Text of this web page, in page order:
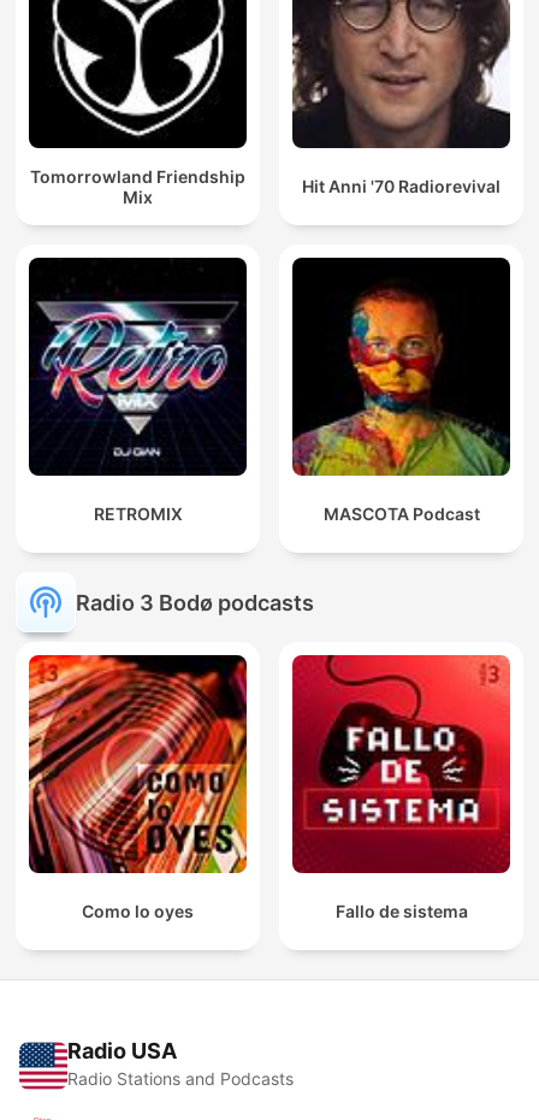
Tomorrowland Friendship
Mix
Hit Anni '70 Radiorevival
RETROMIX MASCOTA Podcast
Radio 3 Bodø podcasts
Como lo oyes Fallo de sistema
Radio USA
Radio Stations and Podcasts